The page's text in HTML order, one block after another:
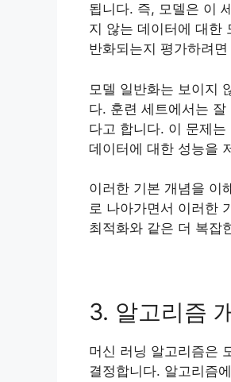
됩니다. 즉, 모델은 이
지 않는 데이터에 대한
반화되는지 평가하려
모델 일반화는 보이지
다. 훈련 세트에서는
다고 합니다. 이 문제
데이터에 대한 성능을
이러한 기본 개념을 이
로 나아가면서 이러한
최적화와 같은 더 복잡
3. 알고리즘
머신 러닝 알고리즘은
결정합니다. 알고리즘